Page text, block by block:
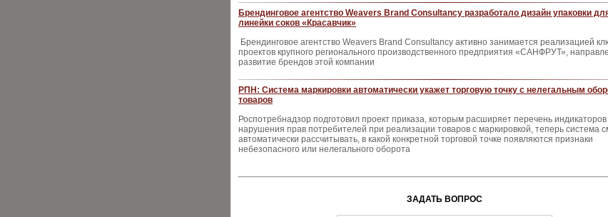
Брендинговое агентство Weavers Brand Consultancy разработало дизайн упаковки
линейки соков «Красавчик»
Брендинговое агентство Weavers Brand Consultancy активно занимается реализацией
проектов крупного регионального производственного предприятия «САНФРУТ»,
развитие брендов этой компании
РПН: Система маркировки автоматически укажет торговую точку с нелегальным
товаров
Роспотребнадзор подготовил проект приказа, которым расширяет перечень индикаторов
нарушения прав потребителей при реализации товаров с маркировкой, теперь система
автоматически рассчитывать, в какой конкретной торговой точке появляются признаки
небезопасного или нелегального оборота
ЗАДАТЬ ВОПРОС